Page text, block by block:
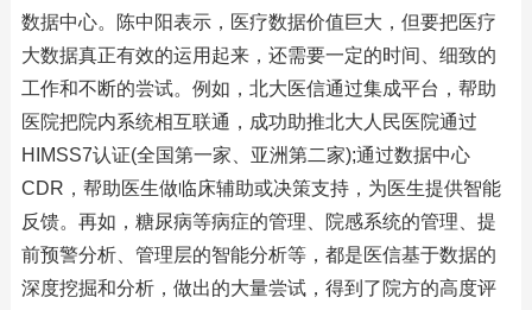
数据中心。陈中阳表示，医疗数据价值巨大，但要把医疗
大数据真正有效的运用起来，还需要一定的时间、细致的
工作和不断的尝试。例如，北大医信通过集成平台，帮助
医院把院内系统相互联通，成功助推北大人民医院通过
HIMSS7认证(全国第一家、亚洲第二家);通过数据中心
CDR，帮助医生做临床辅助或决策支持，为医生提供智能
反馈。再如，糖尿病等病症的管理、院感系统的管理、提
前预警分析、管理层的智能分析等，都是医信基于数据的
深度挖掘和分析，做出的大量尝试，得到了院方的高度评